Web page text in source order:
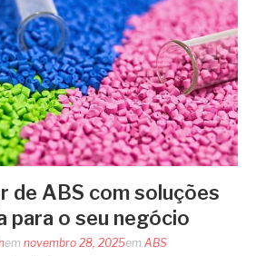
de ABS com soluções
para o seu negócio
em novembro 28, 2025em ABS